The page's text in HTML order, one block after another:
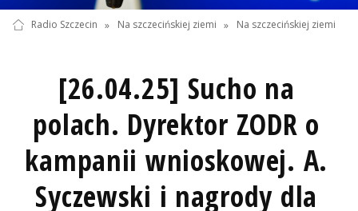
Radio Szczecin » Na szczecińskiej ziemi » Na szczecińskiej ziemi
[26.04.25] Sucho na
polach. Dyrektor ZODR o
kampanii wnioskowej. A.
Syczewski i nagrody dla